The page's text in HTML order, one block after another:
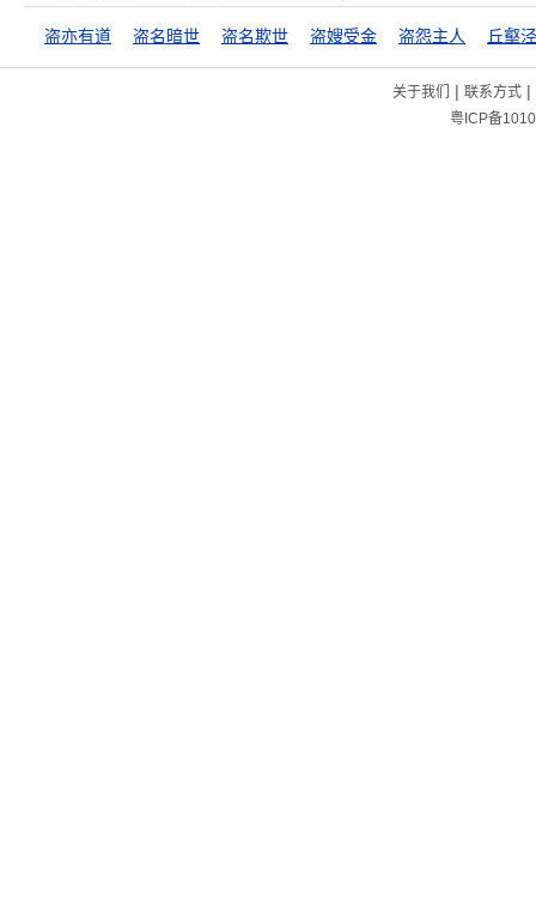
盗亦有道 盗名暗世 盗名欺世 盗嫂受金 盗怨主人 丘壑
关于我们 | 联系方式|
粤ICP备